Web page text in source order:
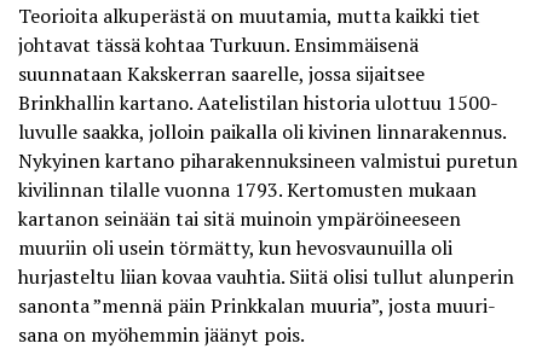
Teorioita alkuperästä on muutamia, muttakaikki tiet
johtavat tässä kohtaa Turkuun. Ensimmäisenä
suunnataan Kakskerran saarelle, jossa sijaitsee
Brinkhallin kartano. Aatelistilan historia ulottuu 1500-
luvulle saakka, jolloin paikalla oli kivinen linnarakennus.
Nykyinen kartano piharakennuksineen valmistui puretun
kivilinnan tilalle vuonna 1793. Kertomusten mukaan
kartanon seinään tai sitä muinoin ympäröineeseen
muuriin oli usein törmätty, kun hevosvaunuilla oli
hurjasteltu liian kovaa vauhtia. Siitä olisi tullut alunperin
sanonta ”mennä päin Prinkkalan muuria”, josta muuri-
sana on myöhemmin jäänyt pois.